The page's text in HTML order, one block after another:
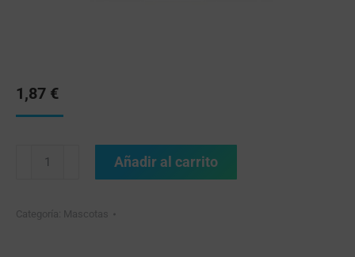
1,87 €
Añadir al carrito
Categoría: Mascotas